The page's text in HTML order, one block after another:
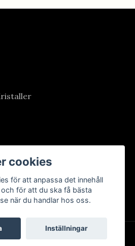
cookies
för att anpassa det innehåll
för att du ska få bästa
när du handlar hos oss.
Inställningar